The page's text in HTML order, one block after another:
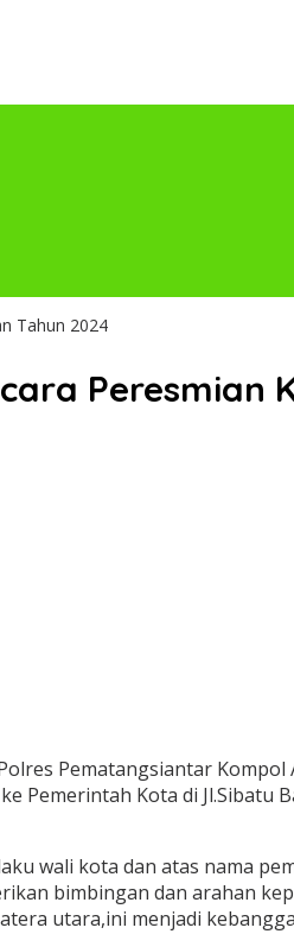
Tahun 2024
Peresmian
Pematangsiantar
Kota di Jl.Sibatu
wali kota dan atas nama
bimbingan dan arahan
utara,ini menjadi